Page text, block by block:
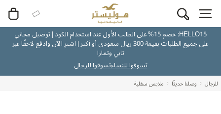
HELLO15: خصم 15% على الطلب الأول عند استخدام الكود | توصيل مجاني
على جميع الطلبات بقيمة 300 ريال سعودي أو أكثر | اشترِ الآن وادفع لاحقًا عبر
تابي وتمارا
تسوقوا للنساءتسوقوا للرجال
للرجال وصلنا حديثًا ملابس سفلية